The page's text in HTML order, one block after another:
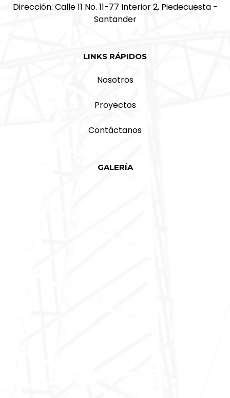
Dirección: Calle 11 No. 11-77 Interior 2, Piedecuesta -
Santander
LINKS RÁPIDOS
Nosotros
Proyectos
Contáctanos
GALERÍA